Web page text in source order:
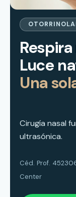
Luce
Una
Cirugía nasal
ultrasónica.
Céd. Prof.
Center